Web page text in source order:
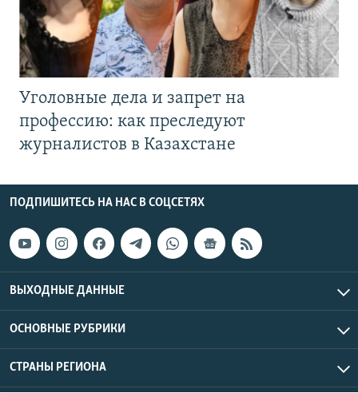
Уголовные дела и запрет на
профессию: как преследуют
журналистов в Казахстане
ПОДПИШИТЕСЬ НА НАС В СОЦСЕТЯХ
ВЫХОДНЫЕ ДАННЫЕ
ОСНОВНЫЕ РУБРИКИ
СТРАНЫ РЕГИОНА